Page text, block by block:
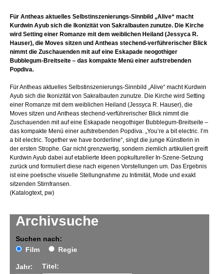
Archivsuche
Suchen nach:
Film
Regie
Jahr: Titel:
Für Antheas aktuelles Selbstinszenierungs-Sinnbild „Alive“ macht
Kurdwin Ayub sich die Ikonizität von Sakralbauten zunutze. Die Kirche
wird Setting einer Romanze mit dem weiblichen Heiland (Jessyca R.
Hauser), die Moves sitzen und Antheas stechend-verführerischer Blick
nimmt die Zuschauenden mit auf eine Eskapade neogothiger
Bubblegum-Breitseite – das kompakte Menü einer aufstrebenden
Popdiva.
Für Antheas aktuelles Selbstinszenierungs-Sinnbild „Alive“ macht Kurdwin
Ayub sich die Ikonizität von Sakralbauten zunutze. Die Kirche wird Setting
einer Romanze mit dem weiblichen Heiland (Jessyca R. Hauser), die
Moves sitzen und Antheas stechend-verführerischer Blick nimmt die
Zuschauenden mit auf eine Eskapade neogothiger Bubblegum-Breitseite –
das kompakte Menü einer aufstrebenden Popdiva. „You’re a bit electric. I’m
a bit electric. Together we have borderline“, singt die junge Künstlerin in
der ersten Strophe. Gar nicht grenzwertig, sondern ziemlich artikuliert greift
Kurdwin Ayub dabei auf etablierte Ideen popkultureller In-Szene-Setzung
zurück und formuliert diese nach eigenen Vorstellungen um. Das Ergebnis
ist eine poetische visuelle Stellungnahme zu Intimität, Mode und exakt
sitzenden Stirnfransen.
(Katalogtext, pw)